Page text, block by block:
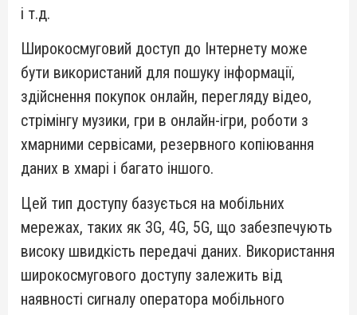
і т.д.
Широкосмуговий доступ до Інтернету може
бути використаний для пошуку інформації,
здійснення покупок онлайн, перегляду відео,
стрімінгу музики, гри в онлайн-ігри, роботи з
хмарними сервісами, резервного копіювання
даних в хмарі і багато іншого.
Цей тип доступу базується на мобільних
мережах, таких як 3G, 4G, 5G, що забезпечують
високу швидкість передачі даних. Використання
широкосмугового доступу залежить від
наявності сигналу оператора мобільного